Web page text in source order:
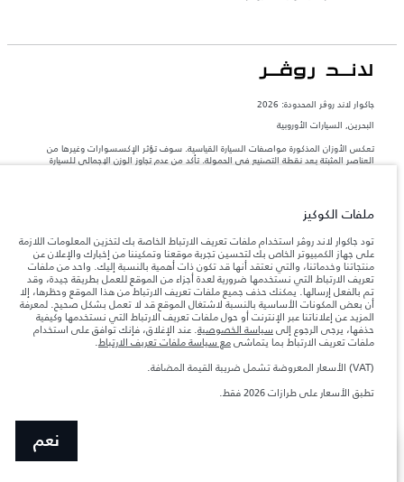
جاكوار لاند روڨر المحدودة: 2026
البحرين, السيارات الأوروبية
تعكس الأوزان المذكورة مواصفات السيارة القياسية. سوف تؤثر الإكسسوارات وغيرها من
العناصر المثبتة بعد نقطة التصنيع في الحمولة. تأكد من عدم تجاوز الوزن الإجمالي للسيارة
المعلومات والمواصفات والأسعار والألوان المذكورة على هذا الموقع قد تختلف من بلد إلى
آخر، كما أنّها قد تتغير بدون إشعار مسبق. الرجاء التواصل مع وكيلنا المحلي للتأكد من توفّرها
والتحقق من الأسعار.
ملاحظة مهمة حول الصور والمواصفات.إن النقص العالمي في أشباه الموصلات يؤثر حاليًا
في مواصفات تصميم السيارات وتوفر الخيارات وتوقيتات التصاميم. هذا ظرف ديناميكي
للغاية، ونتيجة لذلك، قد لا تمثّل الصور المستخدَمة ضمن موقع الويب حاليًا المواصفات الحالية
بالكامل بالنسبة إلى الميزات والخيارات والحلية ومجموعات الألوان. يرجى استشارة وكيلك الذي
سيتمكّن من تأكيد أي تقييدات حالية معك للسماح لك باتخاذ قرار مدروس
الأرقام المقدمة هي نتيجة لاختبارات المصنع الرسمية وفقاً لتشريعات الاتحاد الأوروبي. قد
يتباين استهلك الوقود الفعلي للمركبة عن ذلك المتحقق في تلك الاختبارات كما أن هذه
الأرقام بغرض المقارنة فحسب.
الأسعار تنطبق فقط على الطرازات المصنعة في عام 2026.‎‎‎
ملفات الكوكيز
تود جاكوار لاند روڤر استخدام ملفات تعريف الارتباط الخاصة بك لتخزين المعلومات اللازمة
على جهاز الكمبيوتر الخاص بك لتحسين تجربة موقعنا وتمكيننا من إخبارك والإعلان عن
منتجاتنا وخدماتنا، والتي نعتقد أنها قد تكون ذات أهمية بالنسبة إليك. واحد من ملفات
تعريف الارتباط التي نستخدمها ضرورية لعدة أجزاء من الموقع للعمل بطريقة جيدة، وقد
تم بالفعل إرسالها. يمكنك حذف جميع ملفات تعريف الارتباط من هذا الموقع وحظرها، إلا
أن بعض المكونات الأساسية بالنسبة لاشتغال الموقع قد لا تعمل بشكل صحيح. لمعرفة
المزيد عن إعلاناتنا عبر الإنترنت أو حول ملفات تعريف الارتباط التي نستخدمها وكيفية
حذفها، يرجى الرجوع إلى سياسة الخصوصية. عند الإغلاق، فإنك توافق على استخدام
ملفات تعريف الارتباط بما يتماشىمع سياسة ملفات تعريف الارتباط.
(VAT) الأسعار المعروضة تشمل ضريبة القيمة المضافة.
تطبق الأسعار على طرازات 2026 فقط.
نعم
صمّم سيارتك